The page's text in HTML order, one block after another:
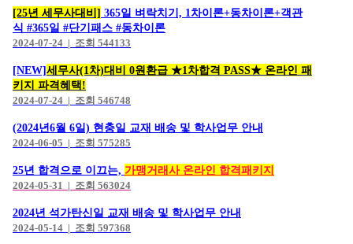
[25년 세무사대비] 365일 벼락치기, 1차이론+동차이론+객관
식 #365일 #단기패스 #동차이론
2024-07-24 | 조회 544133
[NEW]세무사(1차)대비 0원환급 ★1차합격 PASS★ 온라인 패
키지 파격혜택!
2024-07-24 | 조회 546748
(2024년6월 6일) 현충일 교재 배송 및 학사업무 안내
2024-06-05 | 조회 575285
25년 합격으로 이끄는, 가맹거래사 온라인 합격패키지
2024-05-31 | 조회 563024
2024년 석가탄신일 교재 배송 및 학사업무 안내
2024-05-14 | 조회 597368